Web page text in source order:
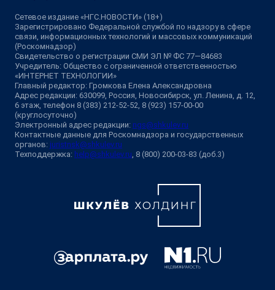
Сетевое издание «НГС.НОВОСТИ» (18+)
Зарегистрировано Федеральной службой по надзору в сфере
связи, информационных технологий и массовых коммуникаций
(Роскомнадзор)
Свидетельство о регистрации СМИ ЭЛ № ФС 77—84683
Учредитель: Общество с ограниченной ответственностью
«ИНТЕРНЕТ ТЕХНОЛОГИИ»
Главный редактор: Громкова Елена Александровна
Адрес редакции: 630099, Россия, Новосибирск, ул. Ленина, д. 12,
6 этаж, телефон 8 (383) 212-52-52, 8 (923) 157-00-00
(круглосуточно)
Электронный адрес редакции: ngs@shkulev.ru
Контактные данные для Роскомнадзора и государственных
органов: juristnsk@shkulev.ru
Техподдержка: help@shkulev.ru, 8 (800) 200-03-83 (доб.3)